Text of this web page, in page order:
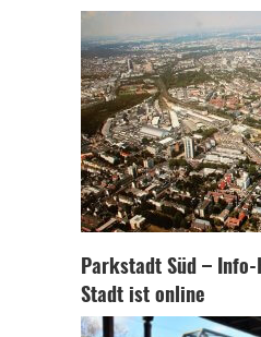
Parkstadt Süd – Info-
Stadt ist online